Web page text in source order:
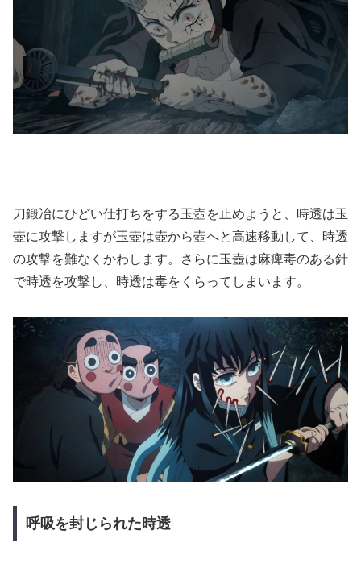
刀鍛冶にひどい仕打ちをする玉壺を止めようと、時透は玉
壺に攻撃しますが玉壺は壺から壺へと高速移動して、時透
の攻撃を難なくかわします。さらに玉壺は麻痺毒のある針
で時透を攻撃し、時透は毒をくらってしまいます。
呼吸を封じられた時透